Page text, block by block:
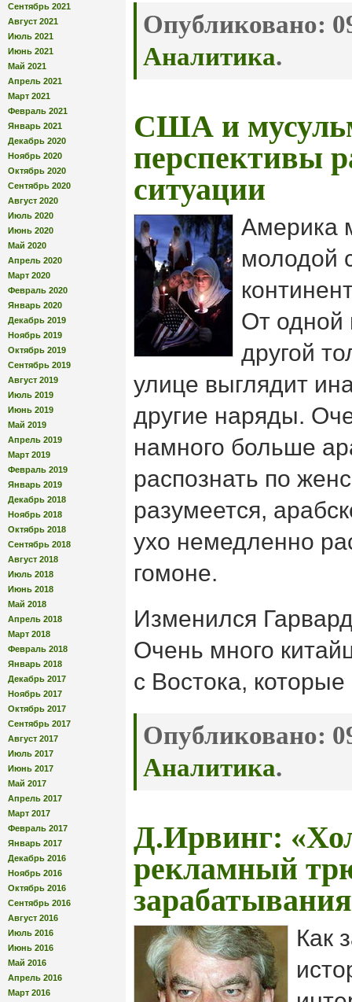
Сентябрь 2021
Август 2021
Июль 2021
Июнь 2021
Май 2021
Апрель 2021
Март 2021
Февраль 2021
Январь 2021
Декабрь 2020
Ноябрь 2020
Октябрь 2020
Сентябрь 2020
Август 2020
Июль 2020
Июнь 2020
Май 2020
Апрель 2020
Март 2020
Февраль 2020
Январь 2020
Декабрь 2019
Ноябрь 2019
Октябрь 2019
Сентябрь 2019
Август 2019
Июль 2019
Июнь 2019
Май 2019
Апрель 2019
Март 2019
Февраль 2019
Январь 2019
Декабрь 2018
Ноябрь 2018
Октябрь 2018
Сентябрь 2018
Август 2018
Июль 2018
Июнь 2018
Май 2018
Апрель 2018
Март 2018
Февраль 2018
Январь 2018
Декабрь 2017
Ноябрь 2017
Октябрь 2017
Сентябрь 2017
Август 2017
Июль 2017
Июнь 2017
Май 2017
Апрель 2017
Март 2017
Февраль 2017
Январь 2017
Декабрь 2016
Ноябрь 2016
Октябрь 2016
Сентябрь 2016
Август 2016
Июль 2016
Июнь 2016
Май 2016
Апрель 2016
Март 2016
Опубликовано:
Аналитика.
США и
перспективы
ситуации
Америка
молодой
От одной
другой
улице выглядит
другие наряды.
намного больше
распознать по
разумеется,
ухо немедленно
гомоне.
Изменился
Очень много
с Востока,
Опубликовано:
Аналитика.
Д.Ирвинг:
рекламный
Как